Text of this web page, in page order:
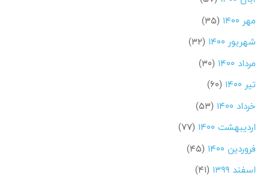
مهر ۱۴۰۰
(۳۵)
شهریور ۱۴۰۰
(۳۲)
مرداد ۱۴۰۰
(۳۰)
تیر ۱۴۰۰
(۶۰)
خرداد ۱۴۰۰
(۵۳)
اردیبهشت ۱۴۰۰
(۷۷)
فروردین ۱۴۰۰
(۴۵)
اسفند ۱۳۹۹
(۴۱)